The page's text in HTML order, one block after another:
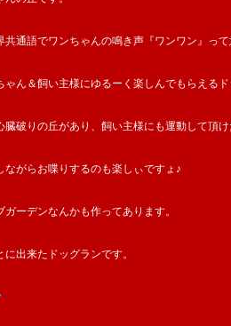
共通語でワンちゃんの鳴き声『ワンワン』っ
ん＆飼い主様にゆるーく楽しんでもらえるド
破りの丘があり、飼い主様にも運動して頂け
ながらお喋りするのも楽しぃですょ♪
ーデンなんかも作ってあります。
出来たドッグランです。